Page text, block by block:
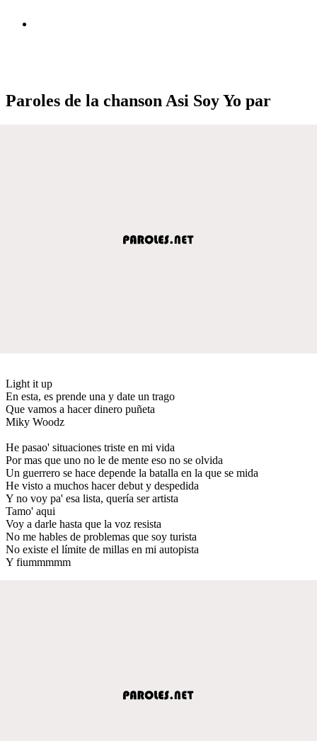
Paroles de la chanson Asi Soy Yo par
Light it up
En esta, es prende una y date un trago
Que vamos a hacer dinero puñeta
Miky Woodz
He pasao' situaciones triste en mi vida
Por mas que uno no le de mente eso no se olvida
Un guerrero se hace depende la batalla en la que se mida
He visto a muchos hacer debut y despedida
Y no voy pa' esa lista, quería ser artista
Tamo' aqui
Voy a darle hasta que la voz resista
No me hables de problemas que soy turista
No existe el límite de millas en mi autopista
Y fiummmmm